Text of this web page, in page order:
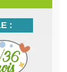
: